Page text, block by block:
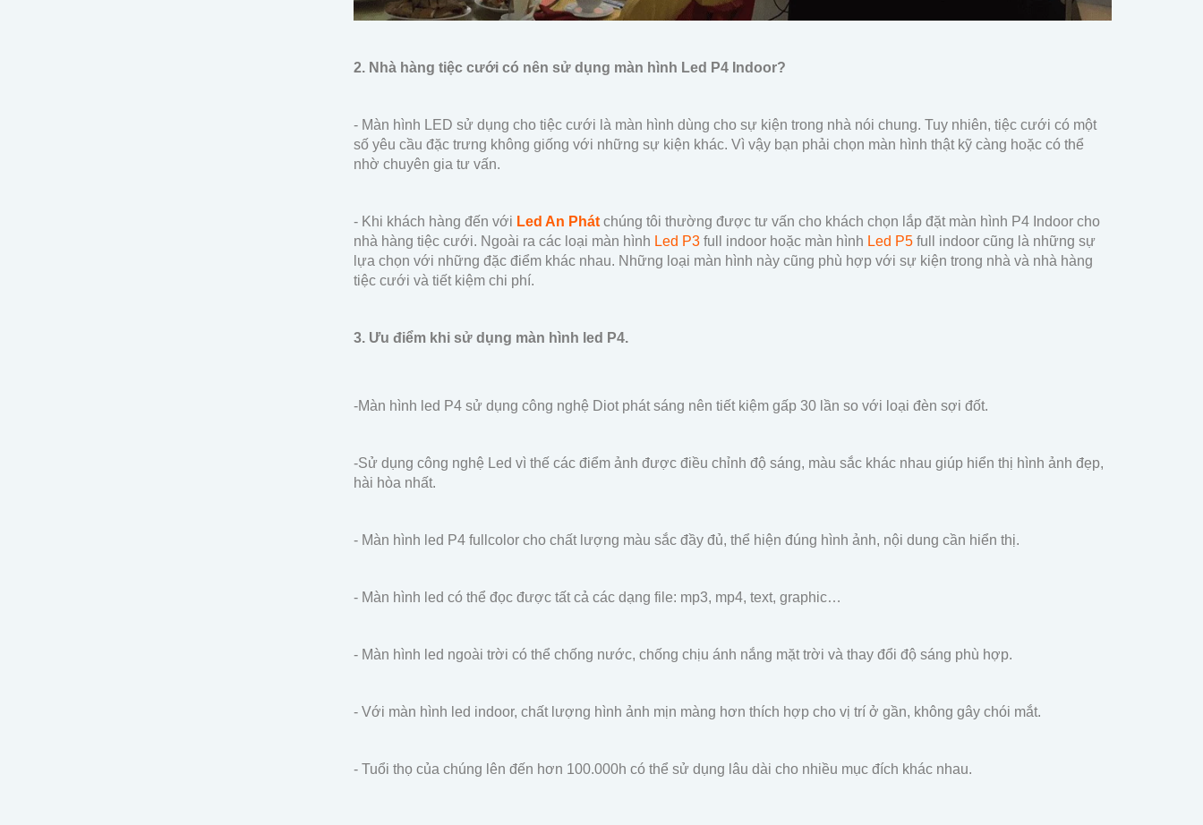
2. Nhà hàng tiệc cưới có nên sử dụng màn hình Led P4 Indoor?
- Màn hình LED sử dụng cho tiệc cưới là màn hình dùng cho sự kiện trong nhà nói chung. Tuy nhiên, tiệc cưới có một
số yêu cầu đặc trưng không giống với những sự kiện khác. Vì vậy bạn phải chọn màn hình thật kỹ càng hoặc có thể
nhờ chuyên gia tư vấn.
- Khi khách hàng đến với Led An Phátchúng tôi thường được tư vấn cho khách chọn lắp đặt màn hình P4 Indoor cho
nhà hàng tiệc cưới. Ngoài ra các loại màn hình Led P3full indoor hoặc màn hình Led P5full indoor cũng là những sự
lựa chọn với những đặc điểm khác nhau. Những loại màn hình này cũng phù hợp với sự kiện trong nhà và nhà hàng
tiệc cưới và tiết kiệm chi phí.
3. Ưu điểm khi sử dụng màn hình led P4.
-Màn hình led P4 sử dụng công nghệ Diot phát sáng nên tiết kiệm gấp 30 lần so với loại đèn sợi đốt.
-Sử dụng công nghệ Led vì thế các điểm ảnh được điều chỉnh độ sáng, màu sắc khác nhau giúp hiển thị hình ảnh đẹp,
hài hòa nhất.
- Màn hình led P4 fullcolor cho chất lượng màu sắc đầy đủ, thể hiện đúng hình ảnh, nội dung cần hiển thị.
- Màn hình led có thể đọc được tất cả các dạng file: mp3, mp4, text, graphic…
- Màn hình led ngoài trời có thể chống nước, chống chịu ánh nắng mặt trời và thay đổi độ sáng phù hợp.
- Với màn hình led indoor, chất lượng hình ảnh mịn màng hơn thích hợp cho vị trí ở gần, không gây chói mắt.
- Tuổi thọ của chúng lên đến hơn 100.000h có thể sử dụng lâu dài cho nhiều mục đích khác nhau.